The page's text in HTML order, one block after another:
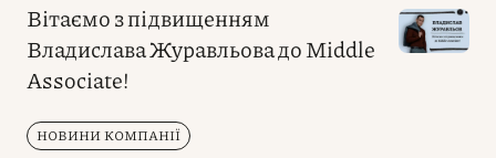
Вітаємо з підвищенням
Владислава Журавльова до Middle
Associate!
НОВИНИ КОМПАНІЇ